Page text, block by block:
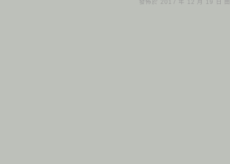
發佈於 2017 年 12 月 19 日 由